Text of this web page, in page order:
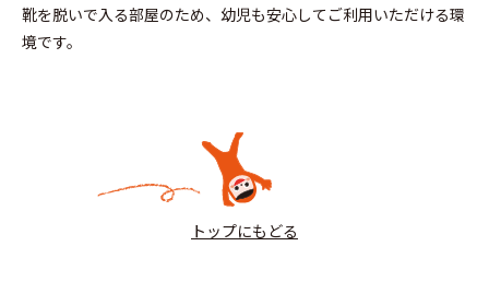
靴を脱いで入る部屋のため、幼児も安心してご利用いただける環
境です。
トップにもどる